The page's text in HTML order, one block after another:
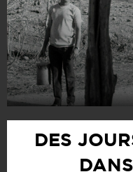
DES